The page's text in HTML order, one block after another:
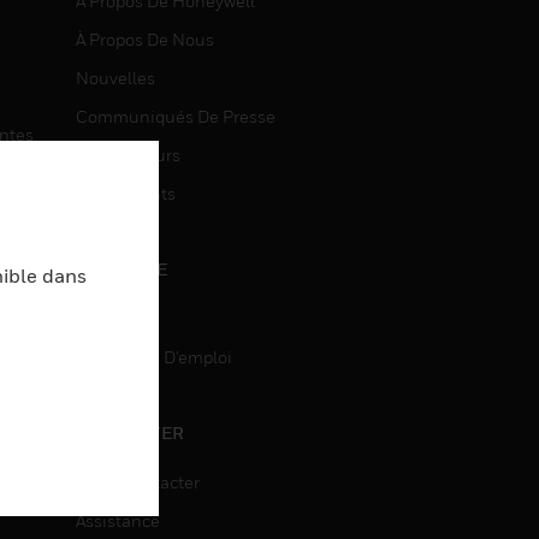
À Propos De Nous
Nouvelles
Communiqués De Presse
Investisseurs
Événements
CARRIÈRE
Recherche D'emploi
CONTACTER
Nous Contacter
Assistance
dans